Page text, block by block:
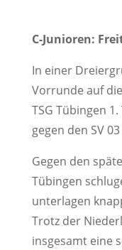
C-Junioren:
In einer
Vorrunde auf
TSG Tübingen
gegen den SV
Gegen den
Tübingen
unterlagen
Trotz der
insgesamt eine